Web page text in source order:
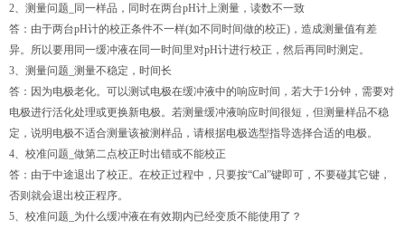
2、测量问题_同一样品，同时在两台pH计上测量，读数不一致
答：由于两台pH计的校正条件不一样(如不同时间做的校正)，造成测量值有差
异。所以要用同一缓冲液在同一时间里对pH计进行校正，然后再同时测定。
3、测量问题_测量不稳定，时间长
答：因为电极老化。可以测试电极在缓冲液中的响应时间，若大于1分钟，需要对
电极进行活化处理或更换新电极。若测量缓冲液响应时间很短，但测量样品不稳
定，说明电极不适合测量该被测样品，请根据电极选型指导选择合适的电极。
4、校准问题_做第二点校正时出错或不能校正
答：由于中途退出了校正。在校正过程中，只要按“Cal”键即可，不要碰其它键，
否则就会退出校正程序。
5、校准问题_为什么缓冲液在有效期内已经变质不能使用了？